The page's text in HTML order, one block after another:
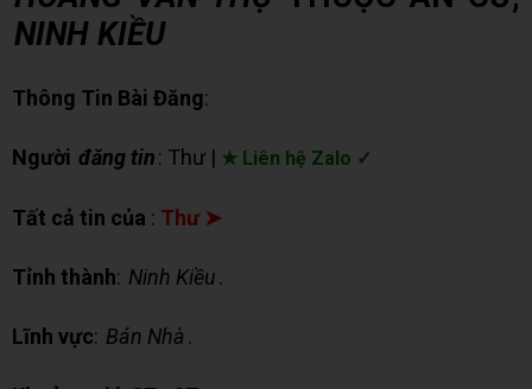
NINH KIỀU
Thông Tin Bài Đăng:
Người đăng tin: Thư | ★ Liên hệ Zalo ✓
Tất cả tin của : Thư ➤
Tỉnh thành: Ninh Kiều.
Lĩnh vực: Bán Nhà .